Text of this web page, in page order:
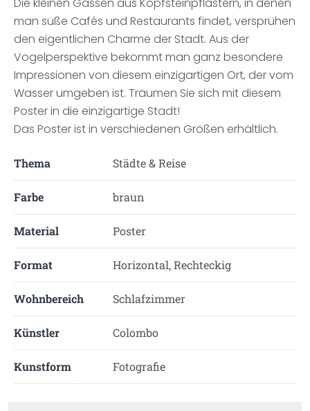
man süße Cafés und Restaurants findet, versprühen
den eigentlichen Charme der Stadt. Aus der
Vogelperspektive bekommt man ganz besondere
Impressionen von diesem einzigartigen Ort, der vom
Wasser umgeben ist. Träumen Sie sich mit diesem
Poster in die einzigartige Stadt!
Das Poster ist in verschiedenen Größen erhältlich.
Thema Städte & Reise
Farbe braun
Material Poster
Format Horizontal, Rechteckig
Wohnbereich Schlafzimmer
Künstler Colombo
Kunstform Fotografie